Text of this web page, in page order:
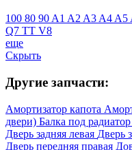
100 80 90 A1 A2 A3 A4 A5
Q7 TT V8
еще
Скрыть
Другие запчасти:
Амортизатор капота
двери) Балка под радиатор
Дверь задняя левая Дверь
Дверь передняя правая